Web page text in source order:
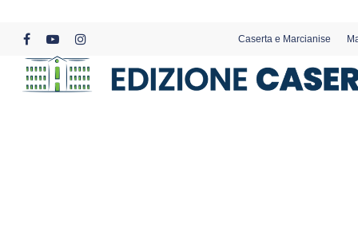
content
facebookyoutubeinstagram
Caserta e Marcianise